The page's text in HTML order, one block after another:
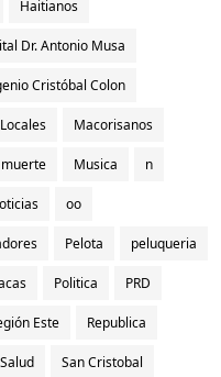
Haitianos
Dr. Antonio Musa
Cristóbal Colon
Locales Macorisanos
muerte Musica n
oo
Pelota peluqueria
Politica PRD
Este Republica
Salud San Cristobal